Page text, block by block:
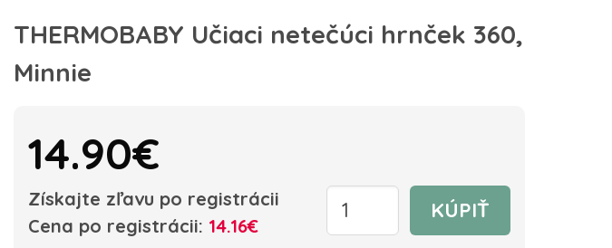
THERMOBABY Učiaci netečúci hrnček 360,
Minnie
14.90€
Získajte zľavu po registrácii
Cena po registrácii: 14.16€
KÚPIŤ